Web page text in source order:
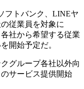
フトバンク、LINEヤ
従業員を対象に
各社から希望する従業
開始予定だ。
グループ各社以外向
サービス提供開始